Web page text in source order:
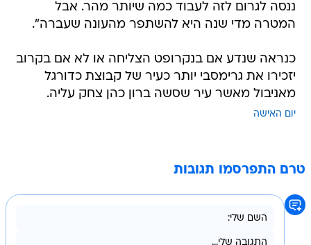
ננסה לגרום לזה לעבוד כמה שיותר מהר. אבל
המטרה מדי שנה היא להשתפר מהעונה שעברה".
כנראה שנדע אם בנקרופט הצליחה או לא אם בקרוב
יזכירו את גרימסבי יותר כעיר של קבוצת כדורגל
מאניבול מאשר עיר שסשה ברון כהן צחק עליה.
יום האישה
טרם התפרסמו תגובות